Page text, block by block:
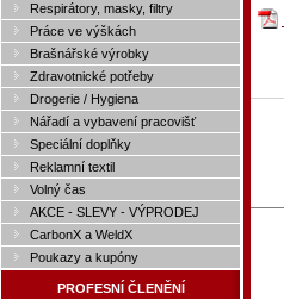
Respirátory, masky, filtry
Práce ve výškách
Brašnářské výrobky
Zdravotnické potřeby
Drogerie / Hygiena
Nářadí a vybavení pracovišť
Speciální doplňky
Reklamní textil
Volný čas
AKCE - SLEVY - VÝPRODEJ
CarbonX a WeldX
Poukazy a kupóny
PROFESNÍ ČLENĚNÍ